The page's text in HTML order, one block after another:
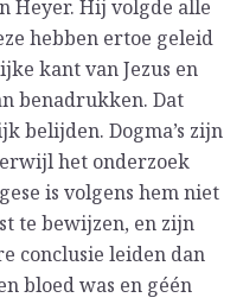
Heyer. Hij volgde alle
hebben ertoe geleid
kant van Jezus en
benadrukken. Dat
belijden. Dogma’s zijn
het onderzoek
is volgens hem niet
te bewijzen, en zijn
conclusie leiden dan
bloed was en géén